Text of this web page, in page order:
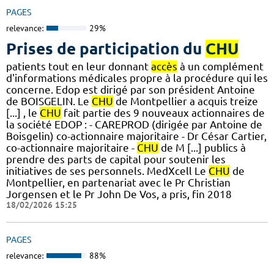
PAGES
relevance: 29%
Prises de participation du CHU
patients tout en leur donnant accès à un complément
d'informations médicales propre à la procédure qui les
concerne. Edop est dirigé par son président Antoine
de BOISGELIN. Le CHU de Montpellier a acquis treize
[...] , le CHU fait partie des 9 nouveaux actionnaires de
la société EDOP : - CAREPROD (dirigée par Antoine de
Boisgelin) co-actionnaire majoritaire - Dr César Cartier,
co-actionnaire majoritaire - CHU de M [...] publics à
prendre des parts de capital pour soutenir les
initiatives de ses personnels. MedXcell Le CHU de
Montpellier, en partenariat avec le Pr Christian
Jorgensen et le Pr John De Vos, a pris, fin 2018
18/02/2026 15:25
PAGES
relevance: 88%